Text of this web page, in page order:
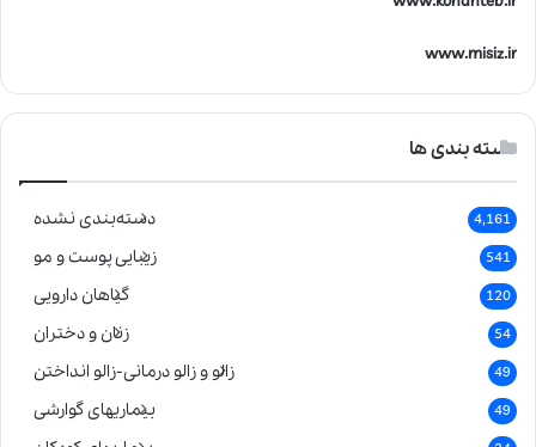
www.misiz.ir
دسته بندی ها
دسته‌بندی نشده 4,161
زیبایی پوست و مو 541
گیاهان دارویی 120
زنان و دختران 54
زالو و زالو درمانی-زالو انداختن 49
بیماریهای گوارشی 49